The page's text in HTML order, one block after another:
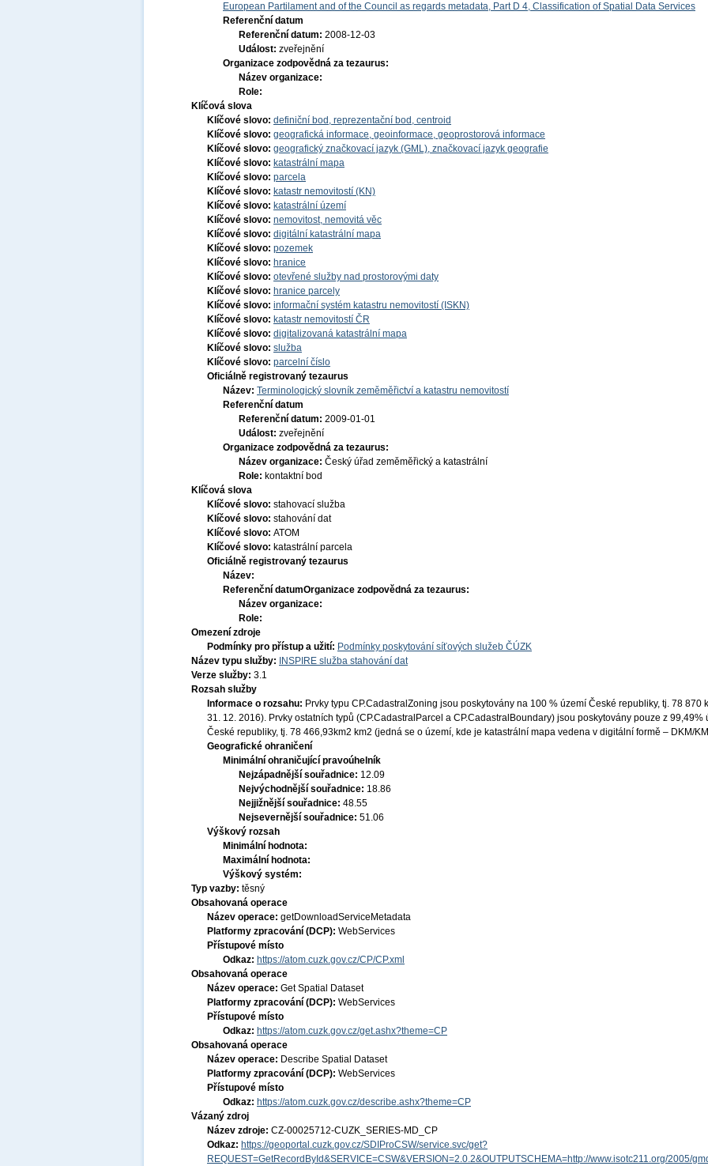
European Partilament and of the Council as regards metadata, Part D 4, Classification of Spatial Data Services
Referenční datum
Referenční datum: 2008-12-03
Událost: zveřejnění
Organizace zodpovědná za tezaurus:
Název organizace:
Role:
Klíčová slova
Klíčové slovo: definiční bod, reprezentační bod, centroid
Klíčové slovo: geografická informace, geoinformace, geoprostorová informace
Klíčové slovo: geografický značkovací jazyk (GML), značkovací jazyk geografie
Klíčové slovo: katastrální mapa
Klíčové slovo: parcela
Klíčové slovo: katastr nemovitostí (KN)
Klíčové slovo: katastrální území
Klíčové slovo: nemovitost, nemovitá věc
Klíčové slovo: digitální katastrální mapa
Klíčové slovo: pozemek
Klíčové slovo: hranice
Klíčové slovo: otevřené služby nad prostorovými daty
Klíčové slovo: hranice parcely
Klíčové slovo: informační systém katastru nemovitostí (ISKN)
Klíčové slovo: katastr nemovitostí ČR
Klíčové slovo: digitalizovaná katastrální mapa
Klíčové slovo: služba
Klíčové slovo: parcelní číslo
Oficiálně registrovaný tezaurus
Název: Terminologický slovník zeměměřictví a katastru nemovitostí
Referenční datum
Referenční datum: 2009-01-01
Událost: zveřejnění
Organizace zodpovědná za tezaurus:
Název organizace: Český úřad zeměměřický a katastrální
Role: kontaktní bod
Klíčová slova
Klíčové slovo: stahovací služba
Klíčové slovo: stahování dat
Klíčové slovo: ATOM
Klíčové slovo: katastrální parcela
Oficiálně registrovaný tezaurus
Název:
Referenční datumOrganizace zodpovědná za tezaurus:
Název organizace:
Role:
Omezení zdroje
Podmínky pro přístup a užití: Podmínky poskytování síťových služeb ČÚZK
Název typu služby:
INSPIRE služba stahování dat
Verze služby: 3.1
Rozsah služby
Informace o rozsahu: Prvky typu CP.CadastralZoning jsou poskytovány na 100 % území České republiky, tj. 78 870
31. 12. 2016). Prvky ostatních typů (CP.CadastralParcel a CP.CadastralBoundary) jsou poskytovány pouze z 99,49%
České republiky, tj. 78 466,93km2 km2 (jedná se o území, kde je katastrální mapa vedena v digitální formě – DKM/
Geografické ohraničení
Minimální ohraničující pravoúhelník
Nejzápadnější souřadnice: 12.09
Nejvýchodnější souřadnice: 18.86
Nejjižnější souřadnice: 48.55
Nejsevernější souřadnice: 51.06
Výškový rozsah
Minimální hodnota:
Maximální hodnota:
Výškový systém:
Typ vazby: těsný
Obsahovaná operace
Název operace: getDownloadServiceMetadata
Platformy zpracování (DCP): WebServices
Přístupové místo
Odkaz: https://atom.cuzk.gov.cz/CP/CP.xml
Obsahovaná operace
Název operace: Get Spatial Dataset
Platformy zpracování (DCP): WebServices
Přístupové místo
Odkaz: https://atom.cuzk.gov.cz/get.ashx?theme=CP
Obsahovaná operace
Název operace: Describe Spatial Dataset
Platformy zpracování (DCP): WebServices
Přístupové místo
Odkaz: https://atom.cuzk.gov.cz/describe.ashx?theme=CP
Vázaný zdroj
Název zdroje: CZ-00025712-CUZK_SERIES-MD_CP
Odkaz: https://geoportal.cuzk.gov.cz/SDIProCSW/service.svc/get?
REQUEST=GetRecordById&SERVICE=CSW&VERSION=2.0.2&OUTPUTSCHEMA=http://www.isotc211.org/2005/